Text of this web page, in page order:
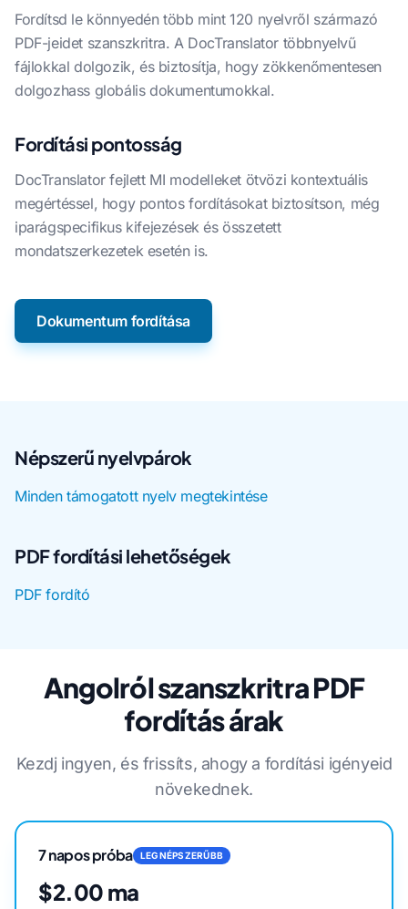
Fordítsd le könnyedén több mint 120 nyelvről származó
PDF-jeidet szanszkritra. A DocTranslator többnyelvű
fájlokkal dolgozik, és biztosítja, hogy zökkenőmentesen
dolgozhass globális dokumentumokkal.
Fordítási pontosság
DocTranslator fejlett MI modelleket ötvözi kontextuális
megértéssel, hogy pontos fordításokat biztosítson, még
iparágspecifikus kifejezések és összetett
mondatszerkezetek esetén is.
Dokumentum fordítása
Népszerű nyelvpárok
Minden támogatott nyelv megtekintése
PDF fordítási lehetőségek
PDF fordító
Angolról szanszkritra PDF
fordítás árak
Kezdj ingyen, és frissíts, ahogy a fordítási igényeid
növekednek.
7 napos próba LEGNÉPSZERŰBB
$2.00 ma